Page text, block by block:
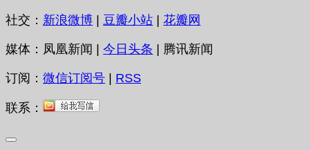
社交： 新浪微博 豆瓣小站 花瓣网
媒体：凤凰新闻 | 今日头条 | 腾讯新闻
订阅： 微信订阅号 RSS
联系：